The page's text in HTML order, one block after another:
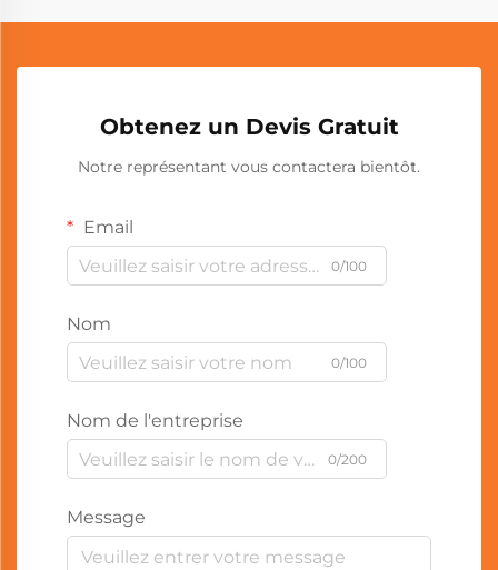
Obtenez un Devis Gratuit
Notre représentant vous contactera bientôt.
Email
0/100
Nom
0/100
Nom de l'entreprise
0/200
Message